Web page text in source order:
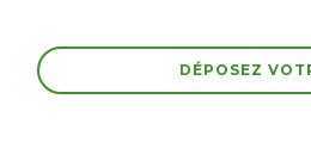
DÉPOSEZ